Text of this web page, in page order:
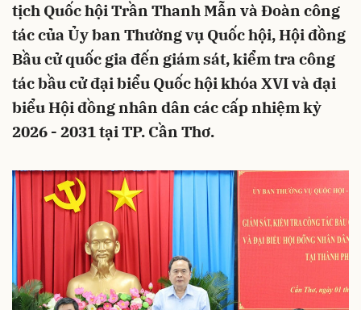
tịch Quốc hội Trần Thanh Mẫn và Đoàn công
tác của Ủy ban Thường vụ Quốc hội, Hội đồng
Bầu cử quốc gia đến giám sát, kiểm tra công
tác bầu cử đại biểu Quốc hội khóa XVI và đại
biểu Hội đồng nhân dân các cấp nhiệm kỳ
2026 - 2031 tại TP. Cần Thơ.